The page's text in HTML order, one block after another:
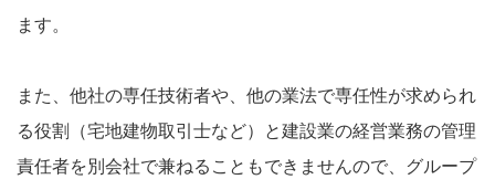
ます。
また、他社の専任技術者や、他の業法で専任性が求められ
る役割（宅地建物取引士など）と建設業の経営業務の管理
責任者を別会社で兼ねることもできませんので、グループ